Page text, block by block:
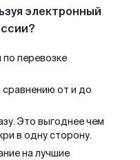
электронный
по перевозке
от и до
Это выгоднее чем
в одну сторону.
на лучшие